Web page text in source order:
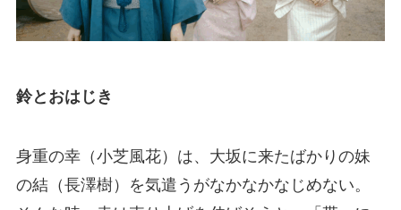
鈴とおはじき
身重の幸（小芝風花）は、大坂に来たばかりの妹
の結（長澤樹）を気遣うがなかなかなじめない。